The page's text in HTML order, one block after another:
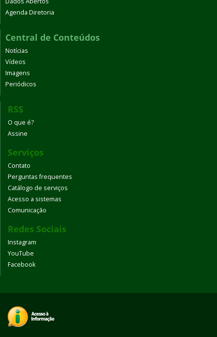
Agenda Diretoria
Central de Conteúdos
Notícias
Vídeos
Imagens
Periódicos
RSS
O que é?
Assine
Serviços
Contato
Perguntas frequentes
Catálogo de serviços
Acesso a sistemas
Comunicação
Redes Sociais
Instagram
YouTube
Facebook